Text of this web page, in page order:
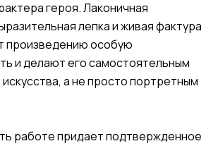
героя. Лаконичная
лепка и живая фактура
произведению особую
и делают его самостоятельным
а не просто портретным
работе придает подтвержденное